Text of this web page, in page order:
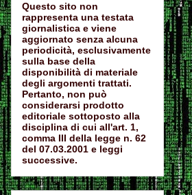
Questo sito non
rappresenta una testata
giornalistica e viene
aggiornato senza alcuna
periodicità, esclusivamente
sulla base della
disponibilità di materiale
degli argomenti trattati.
Pertanto, non può
considerarsi prodotto
editoriale sottoposto alla
disciplina di cui all'art. 1,
comma III della legge n. 62
del 07.03.2001 e leggi
successive.